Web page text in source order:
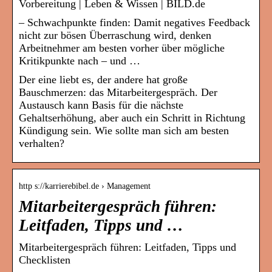
Vorbereitung | Leben & Wissen | BILD.de
– Schwachpunkte finden: Damit negatives Feedback
nicht zur bösen Überraschung wird, denken
Arbeitnehmer am besten vorher über mögliche
Kritikpunkte nach – und …
Der eine liebt es, der andere hat große
Bauschmerzen: das Mitarbeitergespräch. Der
Austausch kann Basis für die nächste
Gehaltserhöhung, aber auch ein Schritt in Richtung
Kündigung sein. Wie sollte man sich am besten
verhalten?
http s://karrierebibel.de › Management
Mitarbeitergespräch führen:
Leitfaden, Tipps und …
Mitarbeitergespräch führen: Leitfaden, Tipps und
Checklisten